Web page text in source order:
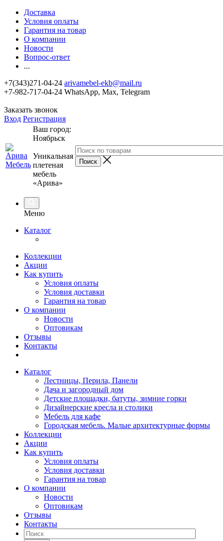
Доставка
Условия оплаты
Гарантия на товар
О компании
Новости
Вопрос-ответ
...
+7(343)271-04-24 arivamebel-ekb@mail.ru
+7-982-717-04-24 WhatsApp, Max, Telegram
Заказать звонок
Вход Регистрация
Ваш город:
Ноябрьск
Уникальная
плетеная
мебель
«Арива»
Меню
Каталог
Коллекции
Акции
Как купить
Условия оплаты
Условия доставки
Гарантия на товар
О компании
Новости
Оптовикам
Отзывы
Контакты
Каталог
Лестницы, Перила, Панели
Дача и загородный дом
Детские площадки, батуты, зимние горки
Дизайнерские кресла и столики
Мебель для кафе
Городская мебель. Малые архитектурные формы
Коллекции
Акции
Как купить
Условия оплаты
Условия доставки
Гарантия на товар
О компании
Новости
Оптовикам
Отзывы
Контакты